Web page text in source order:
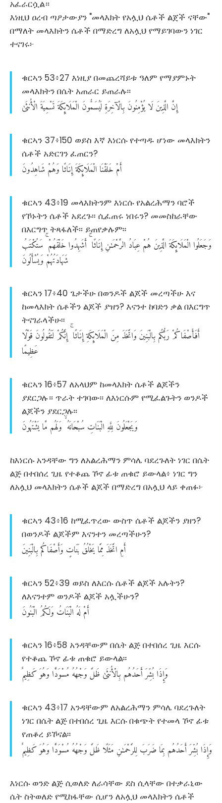
አፈራርሷል።
እነዚህ ዐረብ ጣዖታውያን "መላእክት የአሏህ ሴቶች ልጀች ናቸው"
በማለት መላእክትን ሴቶች በማድረግ ለአሏህ የማይገባውን ነገር
ተናገሩ፦
ቁርኣን 53፥27 እነዚያ በመጨረሻይቱ ዓለም የማያምኑት
መላእክትን በሴት አጠራር ይጠራሉ፡፡
إِنَّالَّذِينَلَايُؤْمِنُونَبِالْآخِرَةِلَيُسَمُّونَالْمَلَائِكَةَتَسْمِيَةَالْأُنثَىٰ
ቁርኣን 37፥150 ወይስ እኛ እነርሱ የተጣዱ ሆነው መላእክትን
ሴቶች አድርገን ፈጠርን?
أَمْخَلَقْنَاالْمَلَائِكَةَإِنَاثًاوَهُمْشَاهِدُونَ
ቁርኣን 43፥19 መላእክትንም እነርሱ የአልረሕማን ባሮች
የኾኑትን ሴቶች አደረጉ፡፡ ሲፈጠሩ ነበሩን? መመስከራቸው
በእርግጥ ትጻፋለች፡፡ ይጠየቃሉም፡፡
وَجَعَلُواالْمَلَائِكَةَالَّذِينَهُمْعِبَادُالرَّحْمَـٰنِإِنَاثًا أَشَهِدُواخَلْقَهُمْ سَتُكْتَبُ
شَهَادَتُهُمْوَيُسْأَلُونَ
ቁርኣን 17፥40 ጌታችሁ በወንዶች ልጆች መረጣችሁ እና
ከመላእክት ሴቶችን ልጆች ያዝን? እናንተ ከባድን ቃል በእርግጥ
ትናገራላችሁ፡፡
أَفَأَصْفَاكُمْرَبُّكُمبِالْبَنِينَوَاتَّخَذَمِنَالْمَلَائِكَةِإِنَاثًا إِنَّكُمْلَتَقُولُونَقَوْلًا
عَظِيمًا
ቁርኣን 16፥57 ለአላህም ከመላእክት ሴቶች ልጆችን
ያደርጋሉ። ጥራት ተገባው፡፡ ለእነርሱም የሚፈልጉትን ወንዶች
ልጆችን ያደርጋሉ፡፡
وَيَجْعَلُونَلِلَّهِالْبَنَاتِسُبْحَانَهُ وَلَهُممَّايَشْتَهُونَ
ከእነርሱ አንዳቸው ግን ለአልረሕማን ምሳሌ ባደረጉለት ነገር በሴት
ልጅ በተበሰረ ጊዜ የተቆጨ ኾኖ ፊቱ ጠቁሮ ይውላል፥ ነገር ግን
ለአሏህ መላእክትን ሴቶች ልጆች በማድረግ በአሏህ ላይ ቀጠፉ፦
ቁርኣን 43፥16 ከሚፈጥረው ውስጥ ሴቶች ልጆችን ያዘን?
በወንዶች ልጆችም እናንተን መረጣችሁን?
أَمِاتَّخَذَمِمَّايَخْلُقُبَنَاتٍوَأَصْفَاكُمبِالْبَنِينَ
ቁርኣን 52፥39 ወይስ ለእርሱ ሴቶች ልጆች አሉትን?
ለእናንተም ወንዶች ልጆች አሏችሁን?
أَمْلَهُالْبَنَاتُوَلَكُمُالْبَنُونَ
ቁርኣን 16፥58 አንዳቸውም በሴት ልጅ በተበሰረ ጊዜ እርሱ
የተቆጨ ኾኖ ፊቱ ጠቁሮ ይውላል፡፡
وَإِذَابُشِّرَأَحَدُهُمبِالْأُنثَىٰظَلَّوَجْهُهُمُسْوَدًّاوَهُوَكَظِيمٌ
ቁርኣን 43፥17 አንዳቸውም ለአልረሕማን ምሳሌ ባደረጉለት
ነገር በሴት ልጅ በተበሰረ ጊዜ እርሱ በቁጭት የተመላ ኾኖ ፊቱ
የጠቆረ ይኾናል፡፡
وَإِذَابُشِّرَأَحَدُهُمبِمَاضَرَبَلِلرَّحْمَـٰنِمَثَلًاظَلَّوَجْهُهُمُسْوَدًّاوَهُوَكَظِيمٌ
እነርሱ ወንድ ልጅ ሲወለድ ለራሳቸው ደስ ሲላቸው በተቃራኒው
ሴት ስትወለድ የሚከፋቸው ሲሆን ለአሏህ መላእክትን ሴቶች